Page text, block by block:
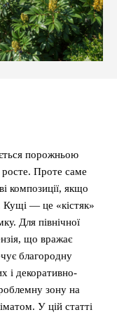
порожньою
росте. Проте саме
композиції, якщо
Кущі — це «кістяк»
Для північної
що вражає
благородну
і декоративно-
зону на
У цій статті